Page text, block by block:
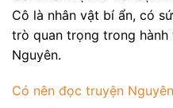
Cô là nhân vật bí ẩn, có
trò quan trọng trong
Nguyên.
Có nên đọc truyện